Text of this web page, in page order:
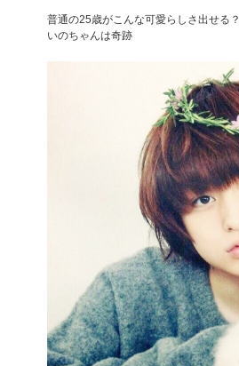
普通の25歳がこんな可愛らしさ出せる？
いのちゃんは奇跡